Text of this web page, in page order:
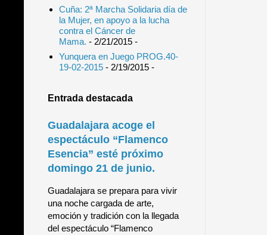
Cuña: 2ª Marcha Solidaria día de
la Mujer, en apoyo a la lucha
contra el Cáncer de
Mama. - 2/21/2015-
Yunquera en Juego PROG.40-
19-02-2015- 2/19/2015-
Entrada destacada
Guadalajara acoge el
espectáculo “Flamenco
Esencia” esté próximo
domingo 21 de junio.
Guadalajara se prepara para vivir
una noche cargada de arte,
emoción y tradición con la llegada
del espectáculo “Flamenco